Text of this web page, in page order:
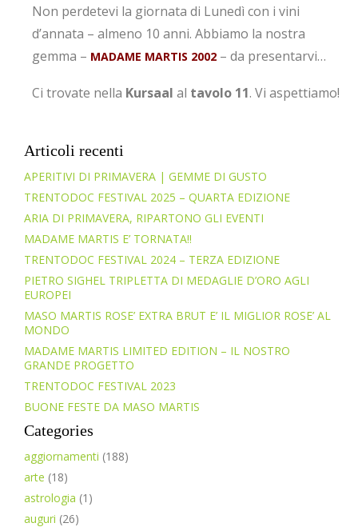
Non perdetevi la giornata di Lunedì con i vini
d’annata – almeno 10 anni. Abbiamo la nostra
gemma – MADAME MARTIS 2002 – da presentarvi…
Ci trovate nella Kursaal al tavolo 11. Vi aspettiamo!
Articoli recenti
APERITIVI DI PRIMAVERA | GEMME DI GUSTO
TRENTODOC FESTIVAL 2025 – QUARTA EDIZIONE
ARIA DI PRIMAVERA, RIPARTONO GLI EVENTI
MADAME MARTIS E’ TORNATA!!
TRENTODOC FESTIVAL 2024 – TERZA EDIZIONE
PIETRO SIGHEL TRIPLETTA DI MEDAGLIE D’ORO AGLI
EUROPEI
MASO MARTIS ROSE’ EXTRA BRUT E’ IL MIGLIOR ROSE’ AL
MONDO
MADAME MARTIS LIMITED EDITION – IL NOSTRO
GRANDE PROGETTO
TRENTODOC FESTIVAL 2023
BUONE FESTE DA MASO MARTIS
Categories
aggiornamenti (188)
arte (18)
astrologia (1)
auguri (26)